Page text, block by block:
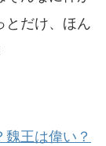
とだけ、ほん
王は偉い？